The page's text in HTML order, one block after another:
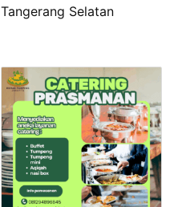
Tangerang Selatan